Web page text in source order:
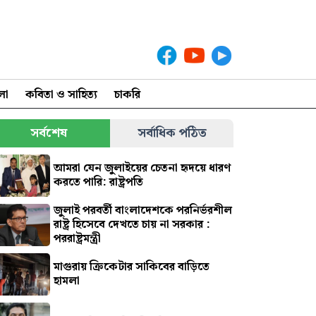
কবিতা ও সাহিত্য চাকরি
সর্বশেষ সর্বাধিক পঠিত
আমরা যেন জুলাইয়ের চেতনা হৃদয়ে ধারণ
করতে পারি: রাষ্ট্রপতি
জুলাই পরবর্তী বাংলাদেশকে পরনির্ভরশীল
রাষ্ট্র হিসেবে দেখতে চায় না সরকার :
পররাষ্ট্রমন্ত্রী
মাগুরায় ক্রিকেটার সাকিবের বাড়িতে
হামলা